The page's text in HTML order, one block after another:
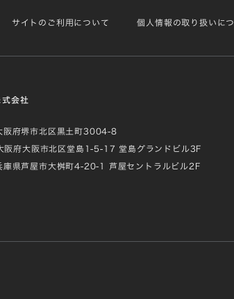
サイトのご利用について 個人情報の取り扱いに
会社
府堺市北区黒土町3004-8
府大阪市北区堂島1-5-17 堂島グランドビル3F
県芦屋市大桝町4-20-1 芦屋セントラルビル2F